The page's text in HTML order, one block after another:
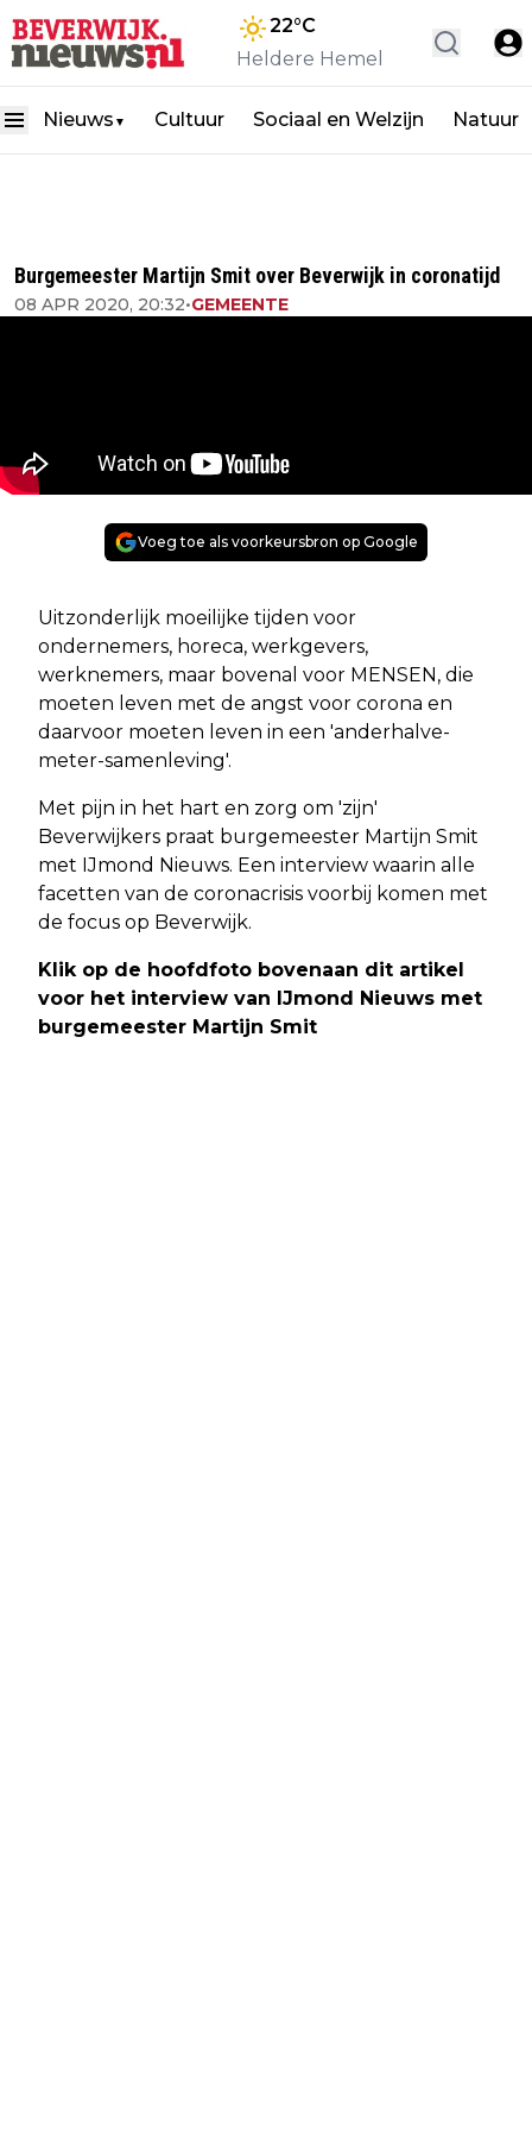
22°C
Heldere Hemel
Nieuws ▼ Cultuur Sociaal en Welzijn Natuur
Burgemeester Martijn Smit over Beverwijk in coronatijd
08 APR 2020, 20:32•GEMEENTE
Voeg toe als voorkeursbron op Google
Uitzonderlijk moeilijke tijden voor
ondernemers, horeca, werkgevers,
werknemers, maar bovenal voor MENSEN, die
moeten leven met de angst voor corona en
daarvoor moeten leven in een 'anderhalve-
meter-samenleving'.
Met pijn in het hart en zorg om 'zijn'
Beverwijkers praat burgemeester Martijn Smit
met IJmond Nieuws. Een interview waarin alle
facetten van de coronacrisis voorbij komen met
de focus op Beverwijk.
Klik op de hoofdfoto bovenaan dit artikel
voor het interview van IJmond Nieuws met
burgemeester Martijn Smit